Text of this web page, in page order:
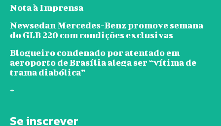
Nota à Imprensa
Newsedan Mercedes-Benz promove semana
do GLB 220 com condições exclusivas
Blogueiro condenado por atentado em
aeroporto de Brasília alega ser “vítima de
trama diabólica”
+
Se inscrever